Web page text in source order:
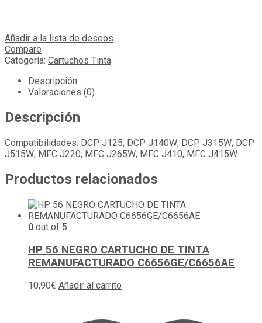
Añadir a la lista de deseos
Compare
Categoría: Cartuchos Tinta
Descripción
Valoraciones (0)
Descripción
Compatibilidades: DCP J125; DCP J140W; DCP J315W; DCP
J515W; MFC J220; MFC J265W; MFC J410; MFC J415W.
Productos relacionados
0 out of 5
HP 56 NEGRO CARTUCHO DE TINTA
REMANUFACTURADO C6656GE/C6656AE
10,90€ Añadir al carrito